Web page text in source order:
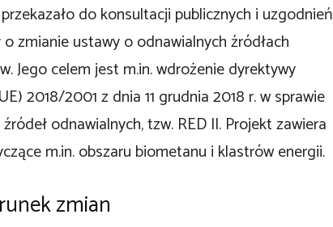
do konsultacji publicznych i uzgodnień
zmianie ustawy o odnawialnych źródłach
Jego celem jest m.in. wdrożenie dyrektywy
2018/2001 z dnia 11 grudnia 2018 r. w sprawie
odnawialnych, tzw. RED II. Projekt zawiera
m.in. obszaru biometanu i klastrów energii.
zmian